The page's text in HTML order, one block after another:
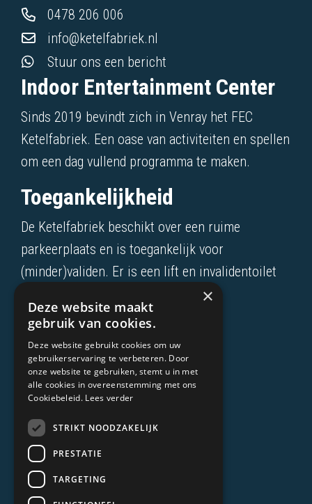
0478 206 006
info@ketelfabriek.nl
Stuur ons een bericht
Indoor Entertainment Center
Sinds 2019 bevindt zich in Venray het FEC
Ketelfabriek. Een oase van activiteiten en spellen
om een dag vullend programma te maken.
Toegankelijkheid
De Ketelfabriek beschikt over een ruime
parkeerplaats en is toegankelijk voor
(minder)validen. Er is een lift en invalidentoilet
Over de Ketelfabriek
Bedrijfsuitje?
Cadeaubon kopen?
Escaperooms
×
Deze website maakt
gebruik van cookies.
Deze website gebruikt cookies om uw
gebruikerservaring te verbeteren. Door
onze website te gebruiken, stemt u in met
alle cookies in overeenstemming met ons
Cookiebeleid. Lees verder
STRIKT NOODZAKELIJK
PRESTATIE
TARGETING